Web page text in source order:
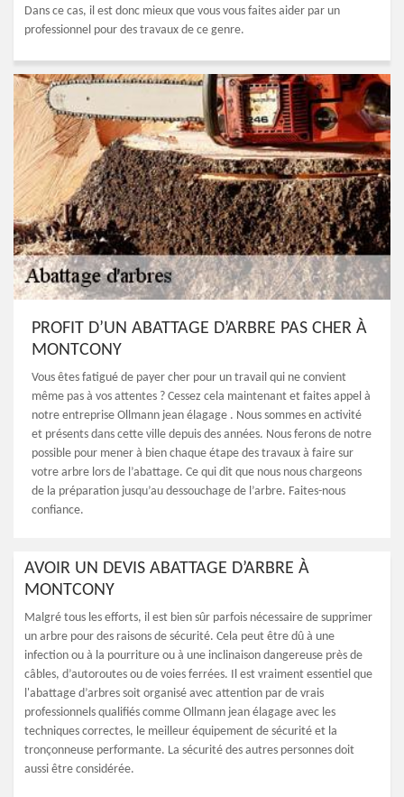
Dans ce cas, il est donc mieux que vous vous faites aider par un
professionnel pour des travaux de ce genre.
PROFIT D’UN ABATTAGE D’ARBRE PAS CHER À
MONTCONY
Vous êtes fatigué de payer cher pour un travail qui ne convient
même pas à vos attentes ? Cessez cela maintenant et faites appel à
notre entreprise Ollmann jean élagage . Nous sommes en activité
et présents dans cette ville depuis des années. Nous ferons de notre
possible pour mener à bien chaque étape des travaux à faire sur
votre arbre lors de l’abattage. Ce qui dit que nous nous chargeons
de la préparation jusqu’au dessouchage de l’arbre. Faites-nous
confiance.
AVOIR UN DEVIS ABATTAGE D’ARBRE À
MONTCONY
Malgré tous les efforts, il est bien sûr parfois nécessaire de supprimer
un arbre pour des raisons de sécurité. Cela peut être dû à une
infection ou à la pourriture ou à une inclinaison dangereuse près de
câbles, d’autoroutes ou de voies ferrées. Il est vraiment essentiel que
l'abattage d’arbres soit organisé avec attention par de vrais
professionnels qualifiés comme Ollmann jean élagage avec les
techniques correctes, le meilleur équipement de sécurité et la
tronçonneuse performante. La sécurité des autres personnes doit
aussi être considérée.